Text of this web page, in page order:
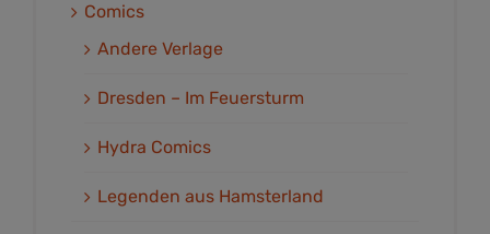
Comics
Andere Verlage
Dresden – Im Feuersturm
Hydra Comics
Legenden aus Hamsterland